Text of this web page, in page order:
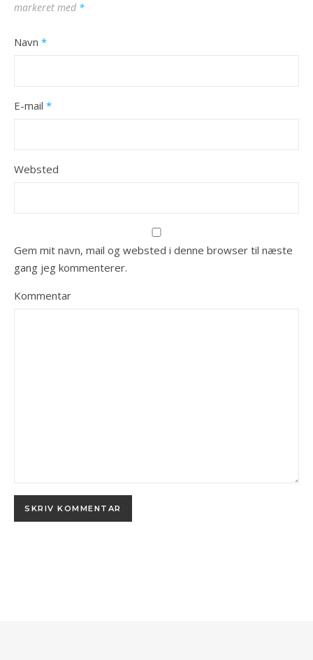
markeret med *
Navn *
E-mail *
Websted
Gem mit navn, mail og websted i denne browser til næste
gang jeg kommenterer.
Kommentar